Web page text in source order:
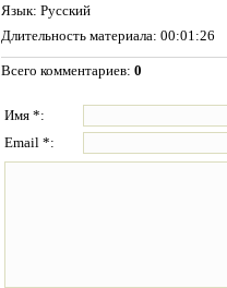
Язык: Русский
Длительность материала: 00:01:26
Всего комментариев: 0
Имя *:
Email *: